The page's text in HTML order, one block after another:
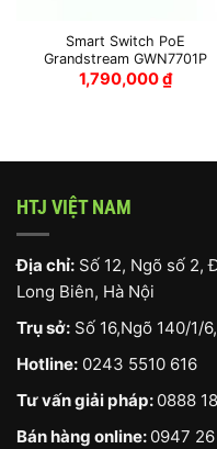
Smart Switch PoE
Grandstream GWN7701P
1,790,000₫
HTJ VIỆT NAM
Địa chỉ: Số 12, Ngõ số 2,
Long Biên, Hà Nội
Trụ sở: Số 16,Ngõ 140/1/
Hotline: 0243 5510 616
Tư vấn giải pháp: 0888
Bán hàng online: 0947